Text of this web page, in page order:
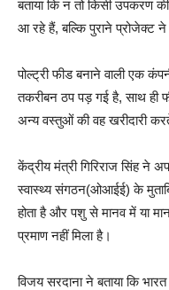
बताया कि न तो किसी उपकरण
आ रहे हैं, बल्कि पुराने प्रोजेक्ट ने
पोल्ट्री फीड बनाने वाली एक
तकरीबन ठप पड़ गई है, साथ ही
अन्य वस्तुओं की वह खरीदारी
केंद्रीय मंत्री गिरिराज सिंह ने
स्वास्थ्य संगठन(ओआईई) के
होता है और पशु से मानव में या
प्रमाण नहीं मिला है।
विजय सरदाना ने बताया कि